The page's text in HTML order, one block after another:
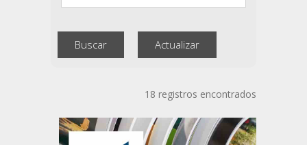
18 registros encontrados